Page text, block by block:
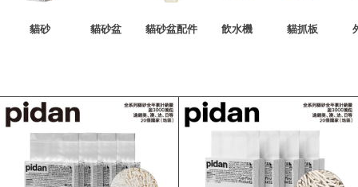
貓砂 貓砂盆 貓砂盆配件 飲水機 貓抓板